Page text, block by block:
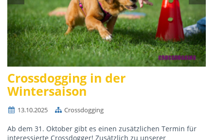
Crossdogging in der
Wintersaison
Ab dem 31. Oktober gibt es einen zusätzlichen Termin für